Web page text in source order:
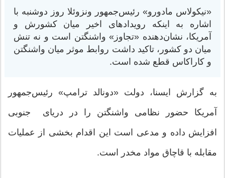
«نیکولاس مادورو» رئیس‌جمهور ونزوئلا روز دوشنبه با
اشاره به اینکه رویدادهای اخیر میان کشورش و
آمریکا، نشان‌دهنده «تجاوز» واشنگتن است و نه تنش
میان دو کشور، تاکید داشت روابط موثر میان واشنگتن
و کاراکاس قطع شده است.
به گزارش ایسنا، دولت «دونالد ترامپ» رئیس‌جمهور
آمریکا حضور نظامی واشنگتن را در دریای جنوبی
افزایش داده و مدعی است این اقدام بخشی از عملیات
مقابله با قاچاق مواد مخدر است.